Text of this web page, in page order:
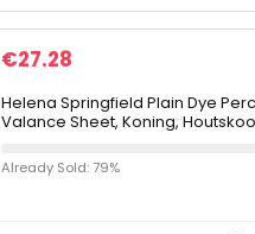
€27.28
Helena Springfield Plain Dye
Valance Sheet, Koning,
Already Sold: 79%